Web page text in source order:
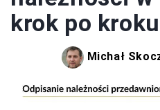
krok po
Michał